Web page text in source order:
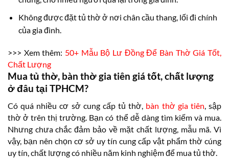
Không được đặt tủ thờ ở nơi chân cầu thang, lối đi chính
của gia đình.
>>> Xem thêm: 50+ Mẫu Bộ Lư Đồng Để Bàn Thờ Giá Tốt,
Chất Lượng
Mua tủ thờ, bàn thờ gia tiên giá tốt, chất lượng
ở đâu tại TPHCM?
Có quá nhiều cơ sở cung cấp tủ thờ, bàn thờ gia tiên, sập
thờ ở trên thị trường. Bạn có thể dễ dàng tìm kiếm và mua.
Nhưng chưa chắc đảm bảo về mặt chất lượng, mẫu mã. Vì
vậy, bạn nên chọn cơ sở uy tín cung cấp vật phẩm thờ cúng
uy tín, chất lượng có nhiều năm kinh nghiệm để mua tủ thờ.